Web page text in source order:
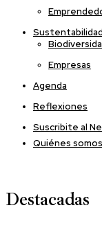
Sustentabilidad
Empresas
Agenda
Reflexiones
Suscribite al
Quiénes somos
Destacadas